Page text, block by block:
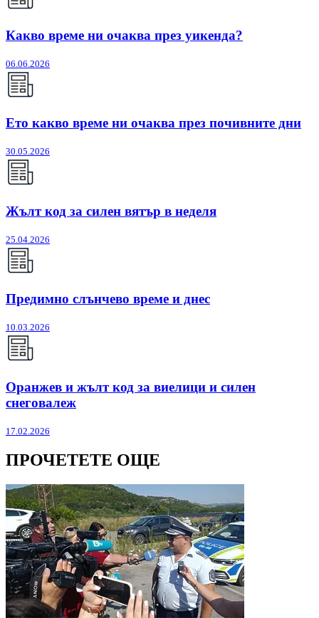
Какво време ни очаква през уикенда?
06.06.2026
Ето какво време ни очаква през почивните дни
30.05.2026
Жълт код за силен вятър в неделя
25.04.2026
Предимно слънчево време и днес
10.03.2026
Оранжев и жълт код за виелици и силен
снеговалеж
17.02.2026
ПРОЧЕТЕТЕ ОЩЕ